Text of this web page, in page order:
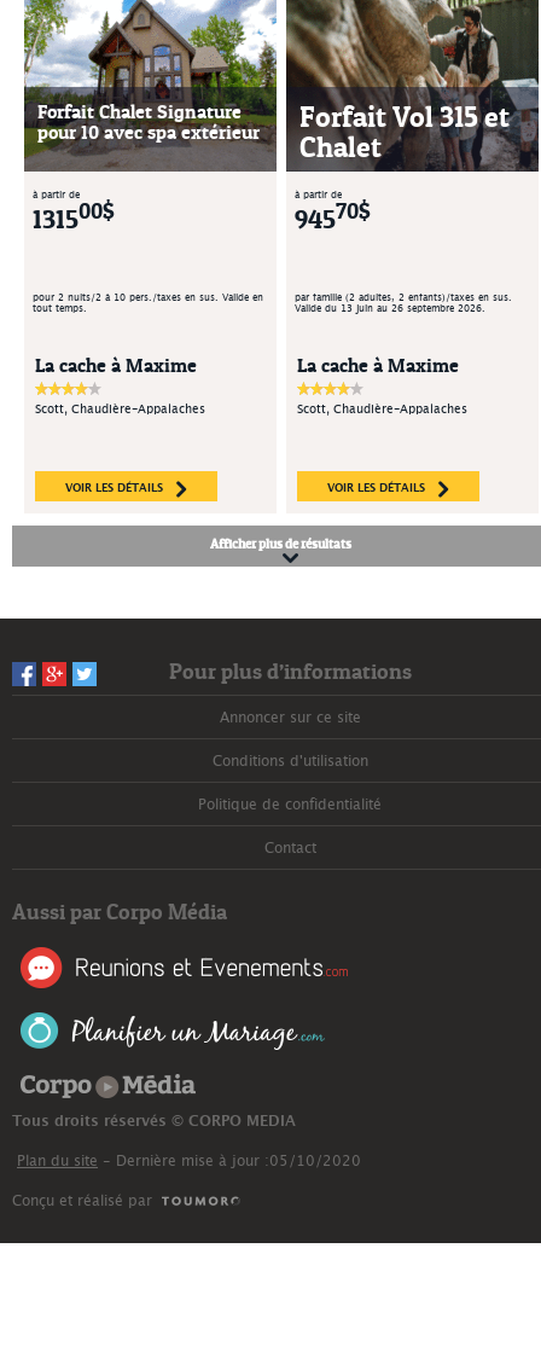
Forfait Chalet Signature
pour 10 avec spa extérieur
à partir de
131500$
pour 2 nuits/2 à 10 pers./taxes en sus. Valide en
tout temps.
La cache à Maxime
Scott, Chaudière-Appalaches
VOIR LES DÉTAILS
Forfait Vol 315 et
Chalet
à partir de
94570$
par famille (2 adultes, 2 enfants)/taxes en sus.
Valide du 13 juin au 26 septembre 2026.
La cache à Maxime
Scott, Chaudière-Appalaches
VOIR LES DÉTAILS
Afficher plus de résultats
Pour plus d’informations
Annoncer sur ce site
Conditions d'utilisation
Politique de confidentialité
Contact
Aussi par Corpo Média
Tous droits réservés © CORPO MEDIA
Plan du site - Dernière mise à jour :05/10/2020
Conçu et réalisé par